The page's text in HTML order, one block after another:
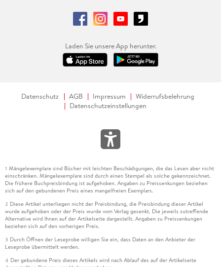
Laden Sie unsere App herunter.
Datenschutz AGB Impressum
Widerrufsbelehrung
Datenschutzeinstellungen
1 Mängelexemplare sind Bücher mit leichten Beschädigungen, die das Lesen aber nicht
einschränken. Mängelexemplare sind durch einen Stempel als solche gekennzeichnet.
Die frühere Buchpreisbindung ist aufgehoben. Angaben zu Preissenkungen beziehen
sich auf den gebundenen Preis eines mangelfreien Exemplars.
2 Diese Artikel unterliegen nicht der Preisbindung, die Preisbindung dieser Artikel
wurde aufgehoben oder der Preis wurde vom Verlag gesenkt. Die jeweils zutreffende
Alternative wird Ihnen auf der Artikelseite dargestellt. Angaben zu Preissenkungen
beziehen sich auf den vorherigen Preis.
3 Durch Öffnen der Leseprobe willigen Sie ein, dass Daten an den Anbieter der
Leseprobe übermittelt werden.
4 Der gebundene Preis dieses Artikels wird nach Ablauf des auf der Artikelseite